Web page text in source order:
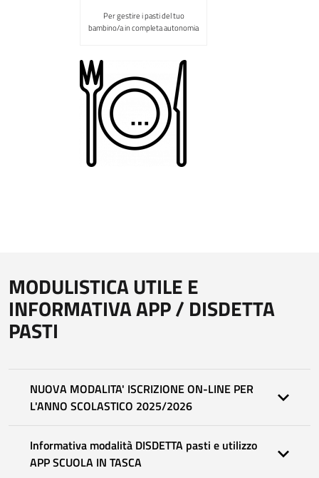
Per gestire i pasti del tuo
bambino/a in completa autonomia
MODULISTICA UTILE E
INFORMATIVA APP / DISDETTA
PASTI
NUOVA MODALITA' ISCRIZIONE ON-LINE PER
L'ANNO SCOLASTICO 2025/2026
Informativa modalità DISDETTA pasti e utilizzo
APP SCUOLA IN TASCA